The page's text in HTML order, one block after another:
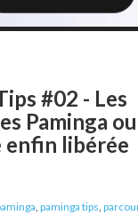
#02 - Les
Paminga
libérée
, paminga tips,